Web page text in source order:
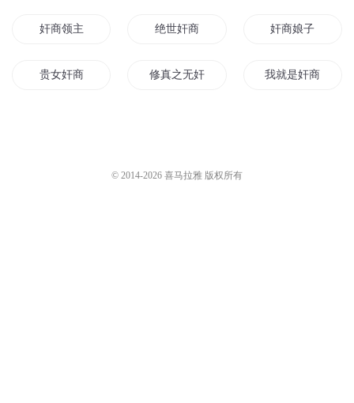
奸商领主 绝世奸商 奸商娘子
贵女奸商 修真之无奸不商 我就是奸商
© 2014-2026 喜马拉雅 版权所有